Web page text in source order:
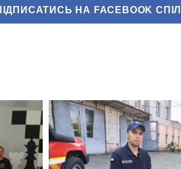
НА FACEBOOK